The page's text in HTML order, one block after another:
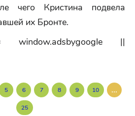
чего Кристина подвела
их Бронте.
window.adsbygoogle ||
5 6 7 8 9 10 ...
25